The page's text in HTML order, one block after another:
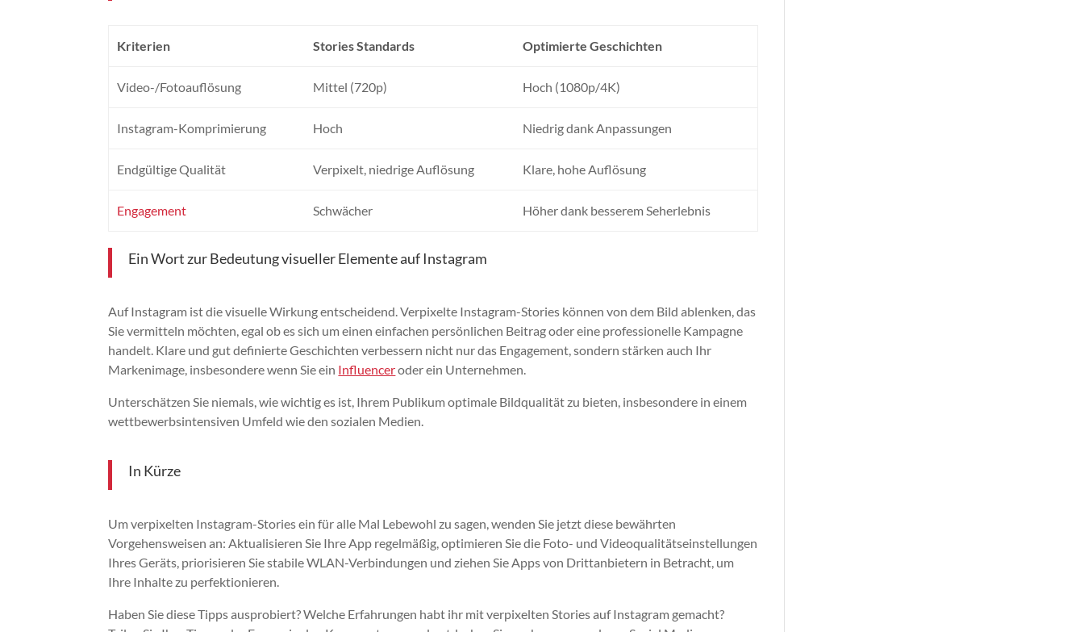
Kriterien Stories Standards Optimierte Geschichten
Video-/Fotoauflösung Mittel (720p) Hoch (1080p/4K)
Instagram-Komprimierung Hoch Niedrig dank Anpassungen
Endgültige Qualität Verpixelt, niedrige Auflösung Klare, hohe Auflösung
Engagement Schwächer Höher dank besserem Seherlebnis
Ein Wort zur Bedeutung visueller Elemente auf Instagram
Auf Instagram ist die visuelle Wirkung entscheidend. Verpixelte Instagram-Stories können von dem Bild ablenken, das
Sie vermitteln möchten, egal ob es sich um einen einfachen persönlichen Beitrag oder eine professionelle Kampagne
handelt. Klare und gut definierte Geschichten verbessern nicht nur das Engagement, sondern stärken auch Ihr
Markenimage, insbesondere wenn Sie ein Influenceroder ein Unternehmen.
Unterschätzen Sie niemals, wie wichtig es ist, Ihrem Publikum optimale Bildqualität zu bieten, insbesondere in einem
wettbewerbsintensiven Umfeld wie den sozialen Medien.
In Kürze
Um verpixelten Instagram-Stories ein für alle Mal Lebewohl zu sagen, wenden Sie jetzt diese bewährten
Vorgehensweisen an: Aktualisieren Sie Ihre App regelmäßig, optimieren Sie die Foto- und Videoqualitätseinstellungen
Ihres Geräts, priorisieren Sie stabile WLAN-Verbindungen und ziehen Sie Apps von Drittanbietern in Betracht, um
Ihre Inhalte zu perfektionieren.
Haben Sie diese Tipps ausprobiert? Welche Erfahrungen habt ihr mit verpixelten Stories auf Instagram gemacht?